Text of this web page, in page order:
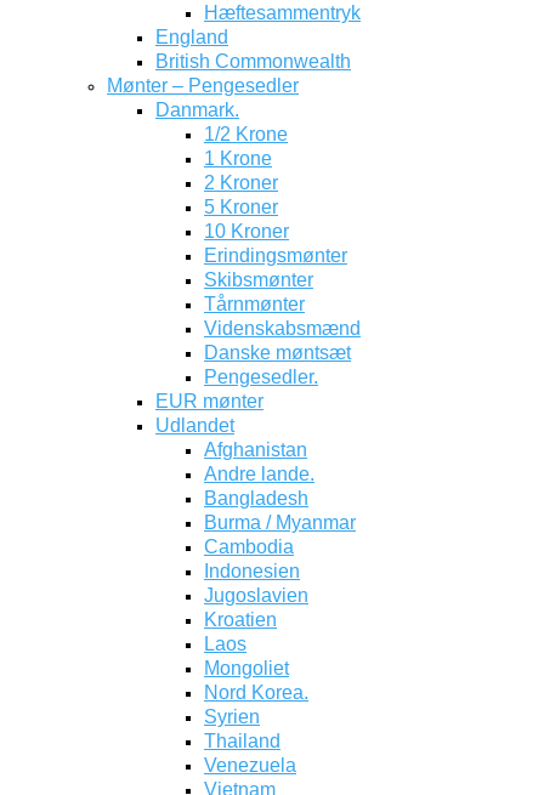
Hæftesammentryk
England
British Commonwealth
Mønter – Pengesedler
Danmark.
1/2 Krone
1 Krone
2 Kroner
5 Kroner
10 Kroner
Erindingsmønter
Skibsmønter
Tårnmønter
Videnskabsmænd
Danske møntsæt
Pengesedler.
EUR mønter
Udlandet
Afghanistan
Andre lande.
Bangladesh
Burma / Myanmar
Cambodia
Indonesien
Jugoslavien
Kroatien
Laos
Mongoliet
Nord Korea.
Syrien
Thailand
Venezuela
Vietnam